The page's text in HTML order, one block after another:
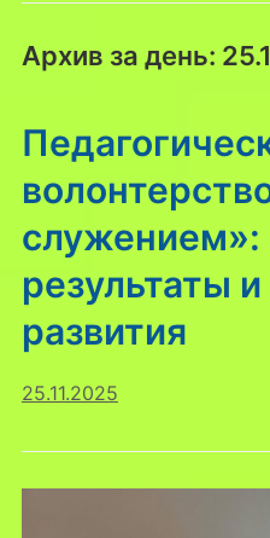
Архив за день:
результаты
развития
25.11.2025